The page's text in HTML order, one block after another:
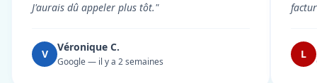
J'aurais dû appeler plus tôt."
V
Véronique C.
Google — il y a 2 semaines
L